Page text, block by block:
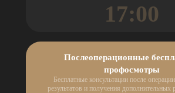
17:00
Послеоперационные
профосмотры
Бесплатные консультации после
результатов и получения дополнительных